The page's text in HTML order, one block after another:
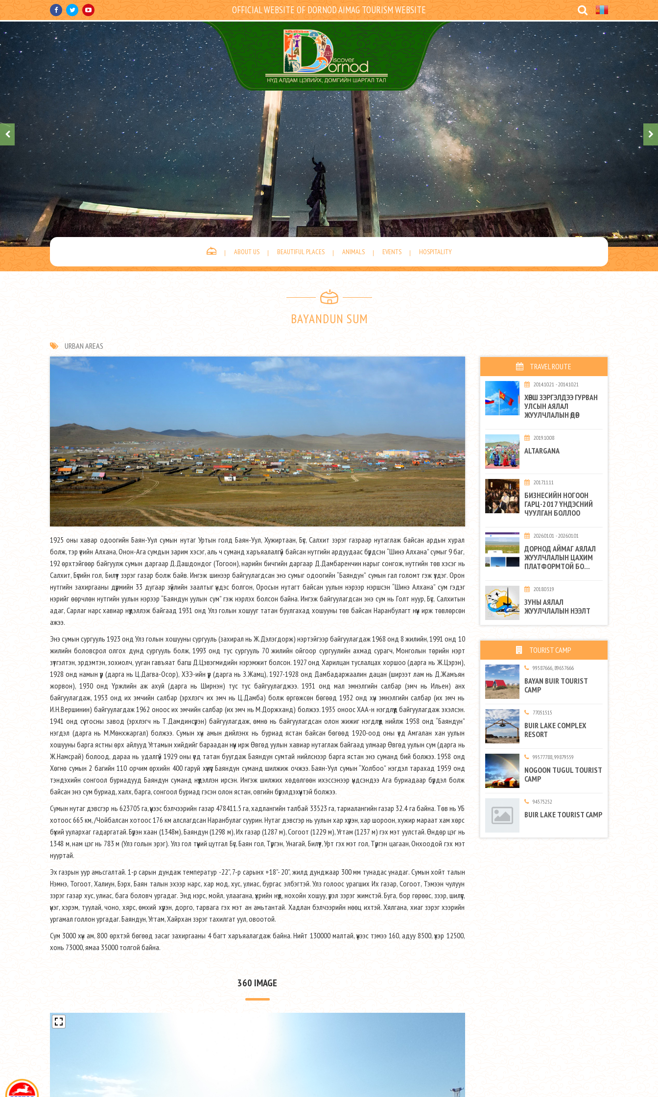
OFFICIAL WEBSITE OF DORNOD AIMAG TOURISM WEBSITE
ABOUT US BEAUTIFUL PLACES ANIMALS EVENTS HOSPITALITY
BAYANDUN SUM
URBAN AREAS
1925 оны хавар одоогийн Баян-Уул сумын нутаг Уртын голд Баян-Уул, Хужиртаан, Бүс, Салхит зэрэг газраар нутаглаж байсан ардын хурал
болж, тэр үеийн Алхана, Онон-Ага сумдын зарим хэсэг, аль ч суманд харъяалалгүй байсан нутгийн ардуудаас бүрдсэн “Шинэ Алхана” сумыг 9 баг,
192 өрхтэйгөөр байгуулж сумын даргаар Д.Дашдондог (Тогоон), нарийн бичгийн даргаар Д.Дамбаренчин нарыг сонгож, нутгийн төв хэсэг нь
Салхит, Бүсийн гол, Билүүт зэрэг газар болж байв. Ингэж шинээр байгуулагдсан энэ сумыг одоогийн “Баяндун” сумын гал голомт гэж үздэг. Орон
нутгийн захиргааны дүрмийн 33 дугаар зүйлийн заалтыг үндэс болгон, Оросын нутагт байсан уулын нэрээр нэршсэн “Шинэ Алхана” сум гэдэг
нэрийг өөрчлөн нутгийн уулын нэрээр “Баяндун уулын сум” гэж нэрлэх болсон байна. Ингэж байгуулагдсан энэ сум нь Голт нуур, Бүс, Салхитын
адаг, Сарлаг нарс хавиар нүүдэллэж байгаад 1931 онд Улз голын хошууг татан буулгахад хошууны төв байсан Наранбулагт нүүн ирж төвлөрсөн
ажээ.
Энэ сумын сургууль 1923 онд Улз голын хошууны сургууль (захирал нь Ж.Дэлэгдорж) нэртэйгээр байгуулагдаж 1968 онд 8 жилийн, 1991 онд 10
жилийн боловсрол олгох дунд сургууль болж, 1993 онд тус сургууль 70 жилийн ойгоор сургуулийн ахмад сурагч, Монголын төрийн нэрт
зүтгэлтэн, эрдэмтэн, зохиолч, ууган гавъяат багш Д.Цэвэгмидийн нэрэмжит болсон. 1927 онд Харилцан туслалцах хоршоо (дарга нь Ж.Цэрэн),
1928 онд намын үүр (дарга нь Ц.Дагва-Осор), ХЗЭ-ийн үүр (дарга нь З.Жамц), 1927-1928 онд Дамбадаржаалин дацан (ширээт лам нь Д.Жамъян
жорвон), 1930 онд Үржлийн аж ахуй (дарга нь Ширнэн) тус тус байгуулагджээ. 1931 онд мал эмнэлгийн салбар (эмч нь Ильен) анх
байгуулагдаж, 1953 онд их эмчийн салбар (эрхлэгч их эмч нь Ц.Дамба) болж өргөжсөн бөгөөд 1932 онд хүн эмнэлгийн салбар (их эмч нь
И.Н.Вершинин) байгуулагдаж 1962 оноос их эмчийн салбар (их эмч нь М.Доржханд) болжээ. 1935 оноос ХАА-н нэгдлүүд байгуулагдаж эхэлсэн.
1941 онд сүү тосны завод (эрхлэгч нь Т.Дамдинсүрэн) байгуулагдаж, өмнө нь байгуулагдсан олон жижиг нэгдлүүд нийлж 1958 онд “Баяндун”
нэгдэл (дарга нь М.Мөнхжаргал) болжээ. Сумын хүн амын дийлэнх нь буриад ястан байсан бөгөөд 1920-оод оны үед Амгалан хан уулын
хошууны барга ястны өрх айлууд Угтамын хийдийг бараадан нүүн ирж Өвгөд уулын хавиар нутаглаж байгаад улмаар Өвгөд уулын сум (дарга нь
Ж.Намсрай) болоод, дараа нь удалгүй 1929 оны үед татан буугдаж Баяндун сумтай нийлснээр барга ястан энэ суманд бий болжээ. 1958 онд
Хөгнө сумын 2 багийн 110 орчим өрхийн 400 гаруй хүмүүс Баяндун суманд шилжиж очжээ. Баян-Уул сумын “Холбоо” нэгдэл тарахад 1959 онд
тэндэхийн сонгоол буриадууд Баяндун суманд нүүдэллэн ирсэн. Ингэж шилжих хөдөлгөөн ихэссэнээр үндсэндээ Ага буриадаар бүрдэл болж
байсан энэ сум буриад, халх, барга, сонгоол буриад гэсэн олон ястан, овгийн бүрэлдэхүүнтэй болжээ.
Сумын нутаг дэвсгэр нь 623705 га, үүнээс бэлчээрийн газар 478411.5 га, хадлангийн талбай 33523 га, тариалангийн газар 32.4 га байна. Төв нь УБ
хотоос 665 км, /Чойбалсан хотоос 176 км алслагдсан Наранбулаг суурин. Нутаг дэвсгэр нь уулын хар хүрэн, хар шороон, хужир мараат хам хөрс
бүхий уулархаг гадаргатай. Бүрэн хаан (1348м), Баяндун (1298 м), Их газар (1287 м), Согоот (1229 м), Угтам (1237 м) гэх мэт уулстай. Өндөр цэг нь
1348 м, нам цэг нь 783 м (Улз голын эрэг). Улз гол түүний цутгал Бүс, Баян гол, Түргэн, Унагай, Билүүт, Урт гэх мэт гол, Түргэн цагаан, Онхоодой гэх мэт
нууртай.
Эх газрын уур амьсгалтай. 1-р сарын дундаж температур -22”, 7-р сарынх +18”- 20”, жилд дунджаар 300 мм тунадас унадаг. Сумын хойт талын
Нэмнэ, Тогоот, Халиун, Бэрх, Баян талын эхээр нарс, хар мод, хус, улиас, бургас элбэгтэй. Улз голоос урагших Их газар, Согоот, Тэмээн чулуун
зэрэг газар хус, улиас, бага боловч ургадаг. Энд нэрс, мойл, улаагана, үхрийн нүд, нохойн хошуу, үрэл зэрэг жимстэй. Буга, бор гөрөөс, зээр, шилүүс,
үнэг, хэрэм, туулай, чоно, хярс, өмхий хүрэн, дорго, тарвага гэх мэт ан амьтантай. Хадлан бэлчээрийн нөөц ихтэй. Хялгана, хиаг зэрэг хээрийн
ургамал голлон ургадаг. Баяндун, Угтам, Хайрхан зэрэг тахилгат уул, овоотой.
Сум 3000 хүн ам, 800 өрхтэй бөгөөд засаг захиргааны 4 багт харъяалагдаж байна. Нийт 130000 малтай, үүнээс тэмээ 160, адуу 8500, үхэр 12500,
хонь 73000, ямаа 35000 толгой байна.
360 IMAGE
TRAVEL ROUTE
2014.10.21 - 2014.10.21
ХӨРШ ЗЭРГЭЛДЭЭ ГУРВАН
УЛСЫН АЯЛАЛ
ЖУУЛЧЛАЛЫН ӨДӨР
2019.10.08
ALTARGANA
2017.11.11
БИЗНЕСИЙН НОГООН
ГАРЦ-2017 ҮНДЭСНИЙ
ЧУУЛГАН БОЛЛОО
2026.01.01 - 2026.01.01
ДОРНОД АЙМАГ АЯЛАЛ
ЖУУЛЧЛАЛЫН ЦАХИМ
ПЛАТФОРМТОЙ БО...
2018.03.19
ЗУНЫ АЯЛАЛ
ЖУУЛЧЛАЛЫН НЭЭЛТ
TOURIST CAMP
99587666, 89657666
BAYAN BUIR TOURIST
CAMP
77051515
BUIR LAKE COMPLEX
RESORT
99577788, 99879559
NOGOON TUGUL TOURIST
CAMP
94575252
BUIR LAKE TOURIST CAMP